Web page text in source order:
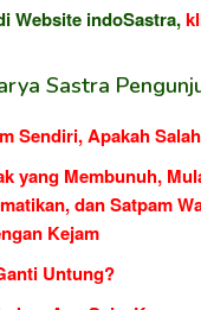
Website indoSastra,
Sastra
Sendiri, Apakah
yang Membunuh,
dan Satpam
Kejam
Untung?